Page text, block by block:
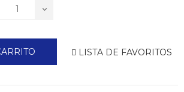
LISTA DE FAVORITOS